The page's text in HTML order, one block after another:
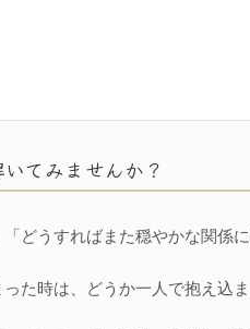
てみませんか？
どうすればまた穏やかな関係に
た時は、どうか一人で抱え込